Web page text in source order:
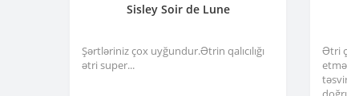
Sisley Soir de Lune
Şərtləriniz çox uyğundur.Ətrin qalıcılığı
ətri super...
Ətri